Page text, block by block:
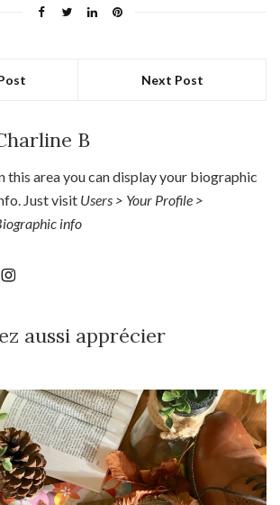
Next Post
B
this area you can display your biographic
Just visit Users > Your Profile >
info
aussi apprécier